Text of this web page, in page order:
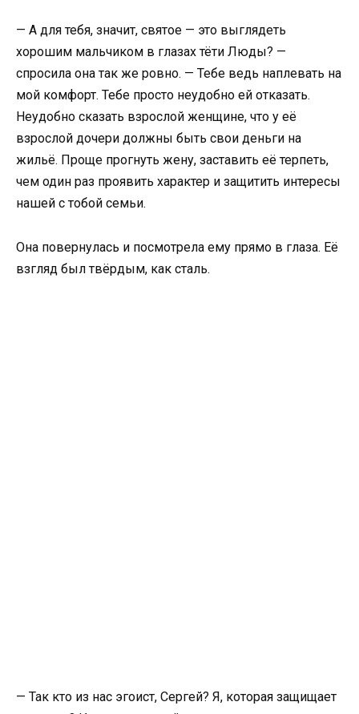
— А для тебя, значит, святое — это выглядеть
хорошим мальчиком в глазах тёти Люды? —
спросила она так же ровно. — Тебе ведь наплевать на
мой комфорт. Тебе просто неудобно ей отказать.
Неудобно сказать взрослой женщине, что у её
взрослой дочери должны быть свои деньги на
жильё. Проще прогнуть жену, заставить её терпеть,
чем один раз проявить характер и защитить интересы
нашей с тобой семьи.
Она повернулась и посмотрела ему прямо в глаза. Её
взгляд был твёрдым, как сталь.
— Так кто из нас эгоист, Сергей? Я, которая защищает